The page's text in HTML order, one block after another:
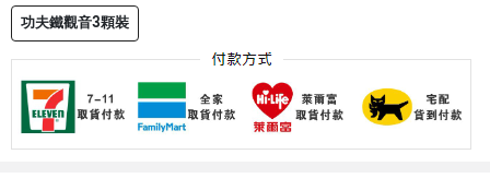
功夫鐵觀音3顆裝